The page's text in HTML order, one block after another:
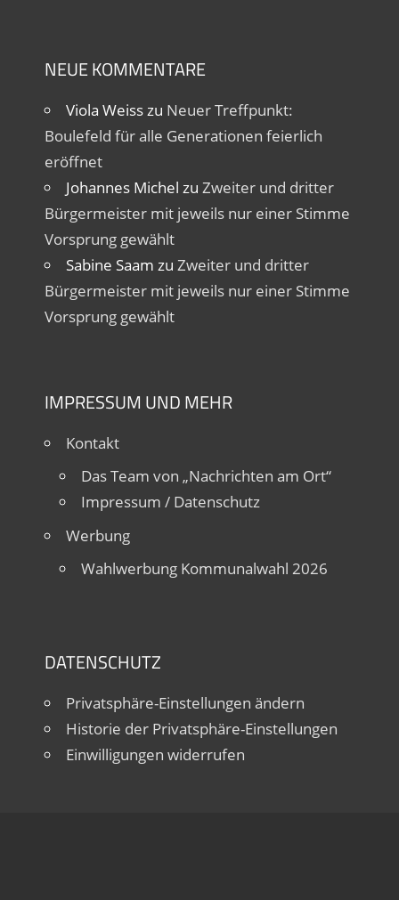
NEUE KOMMENTARE
Viola Weisszu Neuer Treffpunkt:
Boulefeld für alle Generationen feierlich
eröffnet
Johannes Michel zu Zweiter und dritter
Bürgermeister mit jeweils nur einer Stimme
Vorsprung gewählt
Sabine Saam zu Zweiter und dritter
Bürgermeister mit jeweils nur einer Stimme
Vorsprung gewählt
IMPRESSUM UND MEHR
Kontakt
Das Team von „Nachrichten am Ort“
Impressum / Datenschutz
Werbung
Wahlwerbung Kommunalwahl 2026
DATENSCHUTZ
Privatsphäre-Einstellungen ändern
Historie der Privatsphäre-Einstellungen
Einwilligungen widerrufen